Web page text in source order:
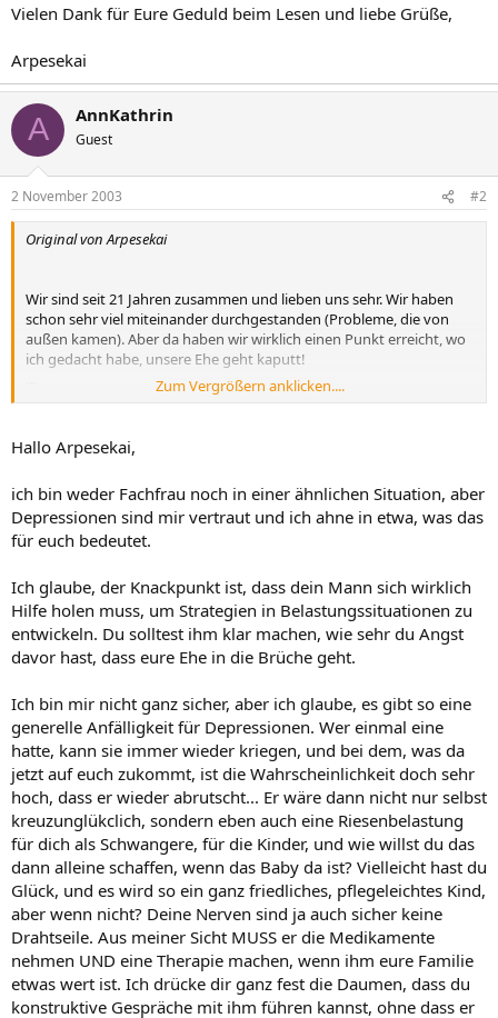
Vielen Dank für Eure Geduld beim Lesen und liebe Grüße,
Arpesekai
A AnnKathrin
Guest
2 November 2003 #2
Original von Arpesekai
Wir sind seit 21 Jahren zusammen und lieben uns sehr. Wir haben
schon sehr viel miteinander durchgestanden (Probleme, die von
außen kamen). Aber da haben wir wirklich einen Punkt erreicht, wo
ich gedacht habe, unsere Ehe geht kaputt!
um zu lernen, mit Belastungen so umzugehen, dass es ihm besser
dabei geht. Das wollte er aber nicht.
Zum Vergrößern anklicken....
Hallo Arpesekai,
ich bin weder Fachfrau noch in einer ähnlichen Situation, aber
Depressionen sind mir vertraut und ich ahne in etwa, was das
für euch bedeutet.
Ich glaube, der Knackpunkt ist, dass dein Mann sich wirklich
Hilfe holen muss, um Strategien in Belastungssituationen zu
entwickeln. Du solltest ihm klar machen, wie sehr du Angst
davor hast, dass eure Ehe in die Brüche geht.
Ich bin mir nicht ganz sicher, aber ich glaube, es gibt so eine
generelle Anfälligkeit für Depressionen. Wer einmal eine
hatte, kann sie immer wieder kriegen, und bei dem, was da
jetzt auf euch zukommt, ist die Wahrscheinlichkeit doch sehr
hoch, dass er wieder abrutscht... Er wäre dann nicht nur selbst
kreuzunglükclich, sondern eben auch eine Riesenbelastung
für dich als Schwangere, für die Kinder, und wie willst du das
dann alleine schaffen, wenn das Baby da ist? Vielleicht hast du
Glück, und es wird so ein ganz friedliches, pflegeleichtes Kind,
aber wenn nicht? Deine Nerven sind ja auch sicher keine
Drahtseile. Aus meiner Sicht MUSS er die Medikamente
nehmen UND eine Therapie machen, wenn ihm eure Familie
etwas wert ist. Ich drücke dir ganz fest die Daumen, dass du
konstruktive Gespräche mit ihm führen kannst, ohne dass er